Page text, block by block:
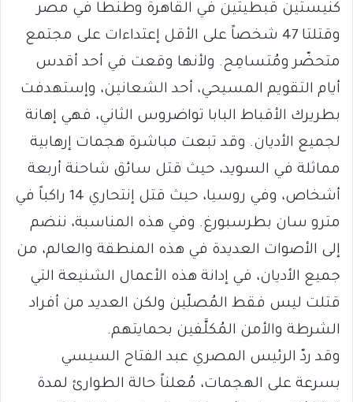
كنيستين قبطيتين في القاهرة وطنطا في مصر
وقتلتا 47 شخصاً على الأقل إعتداءات على مجتمع
متحضّر ومُتسامِح. ولأنها وقعت في أحد أقدس
أيام التقويم المسيحي، أحد الشعانين، وإستهدفت
بطريرك الأقباط البابا تواضروس الثاني، فهي إهانة
لجميع الأديان. وقد تبعت مباشرة هجمات إرهابية
مماثلة في السويد، حيث قتل سائق شاحنة أربعة
أشخاص، وفي روسيا، حيث قتل إنتحاري 14 راكباً في
مترو سان بطرسبورغ. وفي هذه المناسبة، ننضم
إلى الأصوات العديدة في هذه المنطقة والعالم، من
جميع الأديان، في إدانة هذه الأعمال الشنيعة التي
قتلت ليس فقط المُصلّين ولكن العديد من أفراد
الشرطة والأمن المُكلَّفين بحمايتهم.
وقد ردّ الرئيس المصري عبد الفتاح السيسي
بسرعة على الهجمات، مُعلناً حالة الطوارئ لمدة